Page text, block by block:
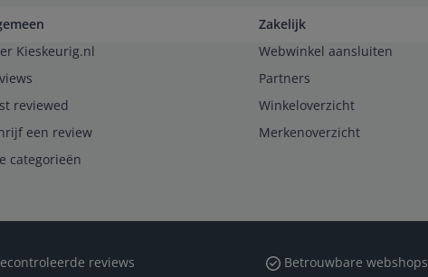
Kieskeurig.nl
reviewed
een review
categorieën
Zakelijk
Webwinkel aansluiten
Partners
Winkeloverzicht
Merkenoverzicht
reviews Betrouwbare webshops